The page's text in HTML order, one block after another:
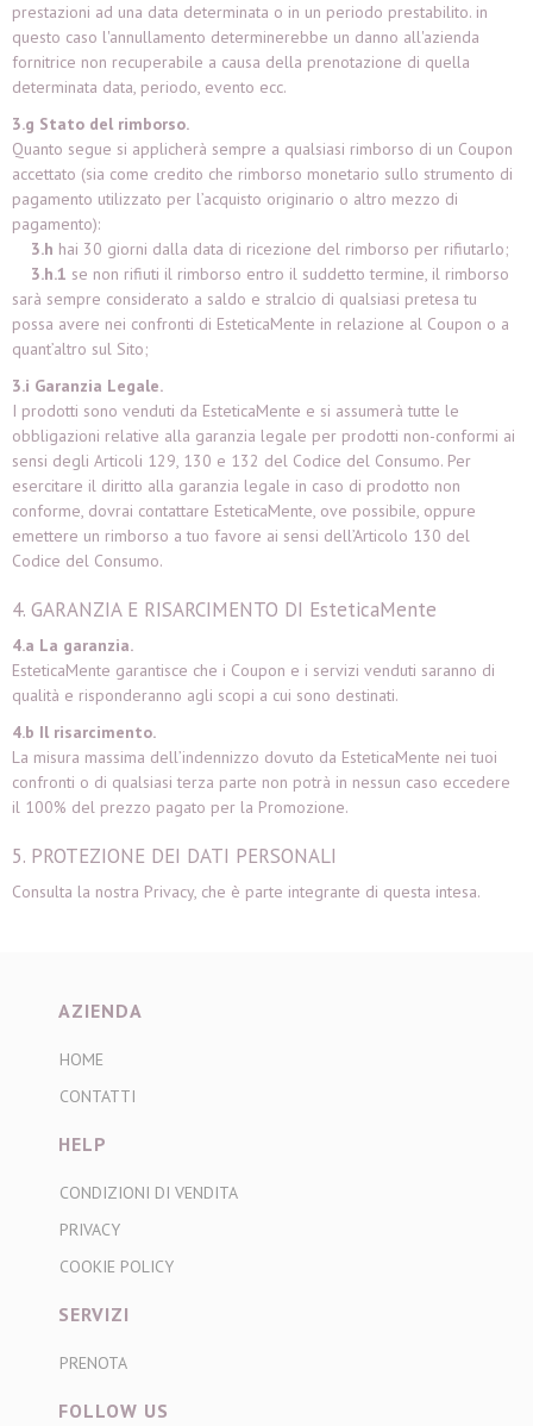
prestazioni ad una data determinata o in un periodo prestabilito. in
questo caso l'annullamento determinerebbe un danno all'azienda
fornitrice non recuperabile a causa della prenotazione di quella
determinata data, periodo, evento ecc.
3.g Stato del rimborso.
Quanto segue si applicherà sempre a qualsiasi rimborso di un Coupon
accettato (sia come credito che rimborso monetario sullo strumento di
pagamento utilizzato per l’acquisto originario o altro mezzo di
pagamento):
3.h hai 30 giorni dalla data di ricezione del rimborso per rifiutarlo;
3.h.1 se non rifiuti il rimborso entro il suddetto termine, il rimborso
sarà sempre considerato a saldo e stralcio di qualsiasi pretesa tu
possa avere nei confronti di EsteticaMente in relazione al Coupon o a
quant’altro sul Sito;
3.i Garanzia Legale.
I prodotti sono venduti da EsteticaMente e si assumerà tutte le
obbligazioni relative alla garanzia legale per prodotti non-conformi ai
sensi degli Articoli 129, 130 e 132 del Codice del Consumo. Per
esercitare il diritto alla garanzia legale in caso di prodotto non
conforme, dovrai contattare EsteticaMente, ove possibile, oppure
emettere un rimborso a tuo favore ai sensi dell’Articolo 130 del
Codice del Consumo.
4. GARANZIA E RISARCIMENTO DI EsteticaMente
4.a La garanzia.
EsteticaMente garantisce che i Coupon e i servizi venduti saranno di
qualità e risponderanno agli scopi a cui sono destinati.
4.b Il risarcimento.
La misura massima dell’indennizzo dovuto da EsteticaMente nei tuoi
confronti o di qualsiasi terza parte non potrà in nessun caso eccedere
il 100% del prezzo pagato per la Promozione.
5. PROTEZIONE DEI DATI PERSONALI
Consulta la nostra Privacy, che è parte integrante di questa intesa.
AZIENDA
HOME
CONTATTI
HELP
CONDIZIONI DI VENDITA
PRIVACY
COOKIE POLICY
SERVIZI
PRENOTA
FOLLOW US